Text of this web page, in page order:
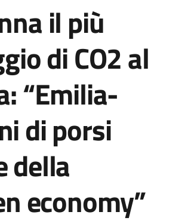
il più
di CO2 al
“Emilia-
di porsi
della
economy”